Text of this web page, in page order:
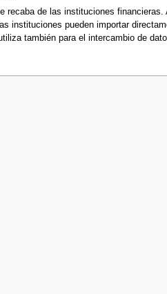
recaba de las instituciones
instituciones pueden importar
también para el intercambio de